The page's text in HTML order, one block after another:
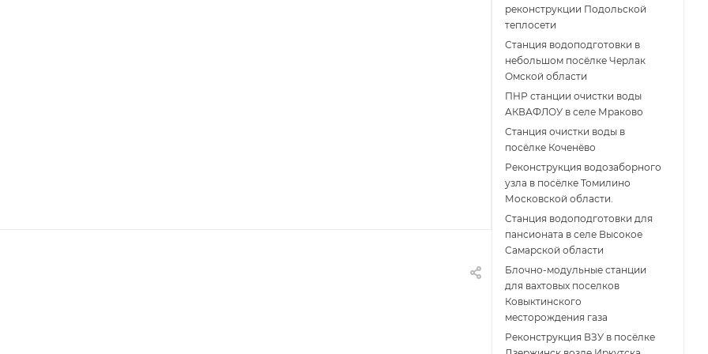
реконструкции Подольской
теплосети
Станция водоподготовки в
небольшом посёлке Черлак
Омской области
ПНР станции очистки воды
АКВАФЛОУ в селе Мраково
Станция очистки воды в
посёлке Коченёво
Реконструкция водозаборного
узла в посёлке Томилино
Московской области.
Станция водоподготовки для
пансионата в селе Высокое
Самарской области
Блочно-модульные станции
для вахтовых поселков
Ковыктинского
месторождения газа
Реконструкция ВЗУ в посёлке